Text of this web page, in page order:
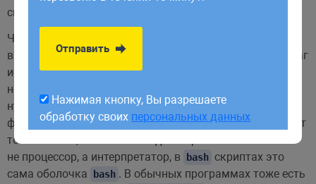
смысла.
Чтобы система могла определить какие файлы нужно
выполнять, а какие лучше не надо и был придуман флаг
исполняемости. По сути, флаг исполяемости — это
несколько байт в файловой системе, которые говорят
нужно выполнять файл или нет, само содержимое
файла никак не изменяется. Со скриптами все работает
точно так же, только команды из файла выполняет
не процессор, а интерпретатор, в bash скриптах это
сама оболочка
bash . В обычных программах тоже есть
обработку своихперсональных данных
Отправить
Нажимая кнопку, Вы разрешаете
обработку своих персональных данных